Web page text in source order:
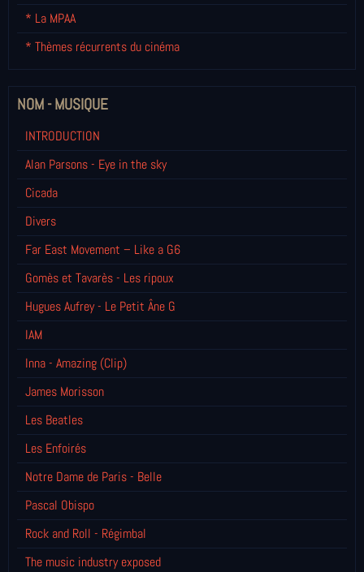
* La MPAA
* Thèmes récurrents du cinéma
NOM - MUSIQUE
INTRODUCTION
Alan Parsons - Eye in the sky
Cicada
Divers
Far East Movement – Like a G6
Gomès et Tavarès - Les ripoux
Hugues Aufrey - Le Petit Âne G
IAM
Inna - Amazing (Clip)
James Morisson
Les Beatles
Les Enfoirés
Notre Dame de Paris - Belle
Pascal Obispo
Rock and Roll - Régimbal
The music industry exposed